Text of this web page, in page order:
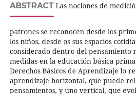
ABSTRACTLas nociones de
patrones se reconocen desde los
los niños, desde os sus espacios
considerado dentro del pensamiento
medidas en la educación básica
Derechos Básicos de Aprendizaje lo
aprendizaje horizontal, que puede
pensamientos, y uno vertical, que